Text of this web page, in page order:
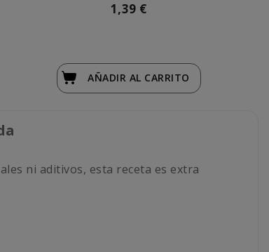
1,39 €
AÑADIR AL CARRITO
ni aditivos, esta receta es extra